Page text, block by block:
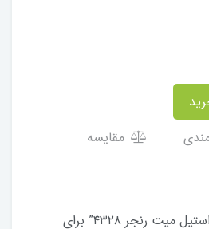
مقایسه
کاربرد“ریموت تصویری استیل میت رنجر ۴۳۲۸” برای